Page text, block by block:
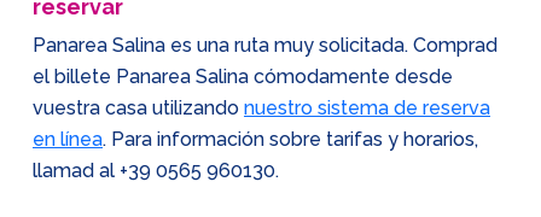
reservar
Panarea Salina es una ruta muy solicitada. Comprad
el billete Panarea Salina cómodamente desde
vuestra casa utilizando nuestro sistema de reserva
en línea. Para información sobre tarifas y horarios,
llamad al +39 0565 960130.